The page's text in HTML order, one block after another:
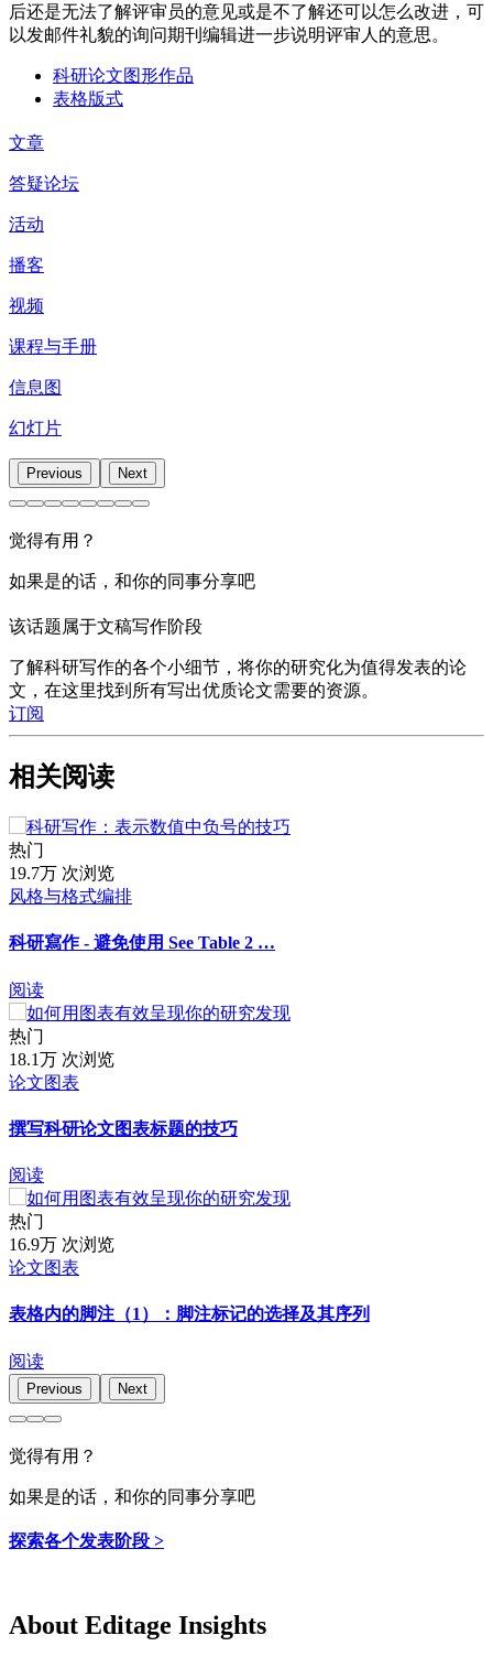
后还是无法了解评审员的意见或是不了解还可以怎么改进，可
以发邮件礼貌的询问期刊编辑进一步说明评审人的意思。
科研论文图形作品
表格版式
文章
答疑论坛
活动
播客
视频
课程与手册
信息图
幻灯片
Previous Next
觉得有用？
如果是的话，和你的同事分享吧
该话题属于文稿写作阶段
了解科研写作的各个小细节，将你的研究化为值得发表的论
文，在这里找到所有写出优质论文需要的资源。
订阅
相关阅读
热门
19.7万 次浏览
风格与格式编排
科研寫作 - 避免使用 See Table 2 …
阅读
热门
18.1万 次浏览
论文图表
撰写科研论文图表标题的技巧
阅读
热门
16.9万 次浏览
论文图表
表格内的脚注（1）：脚注标记的选择及其序列
阅读
Previous Next
觉得有用？
如果是的话，和你的同事分享吧
探索各个发表阶段 >
About Editage Insights